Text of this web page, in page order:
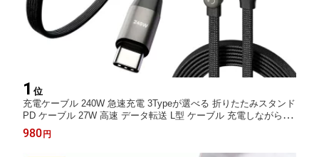
1 位
充電ケーブル 240W 急速充電 3Typeが選べる 折りたたみスタンド
PD ケーブル 27W 高速 データ転送 L型 ケーブル 充電しながら使
用可能 高耐久 編み込み スマホスタンド 幅広い機種対応 Type-C i
Phone 17 Huawei サムスン iPad MacBook Neo 充電器 長さ1.5m
980 円